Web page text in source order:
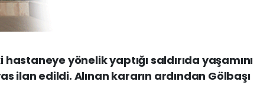
yönelik yaptığı saldırıda yaşamını
ilan edildi. Alınan kararın ardından Gölbaşı